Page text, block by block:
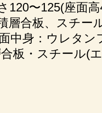
120〜125(座面
層合板、スチー
中身：ウレタン
板・スチール(